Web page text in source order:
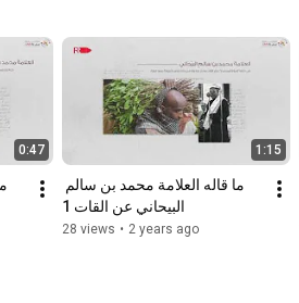
0:47 1:15
البيحاني عن القات 1
28 views • 2 years ago